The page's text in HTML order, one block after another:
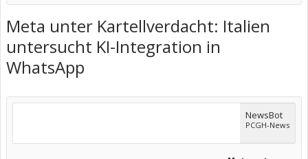
Meta unter Kartellverdacht: Italien
untersucht KI-Integration in
WhatsApp
NewsBot
PCGH-News